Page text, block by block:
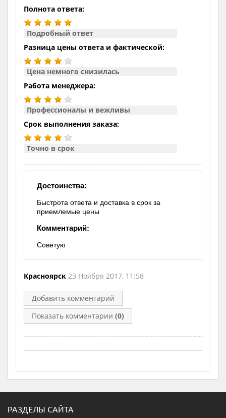
Полнота ответа:
Подробный ответ
Разница цены ответа и фактической:
Цена немного снизилась
Работа менеджера:
Профессионалы и вежливы
Срок выполнения заказа:
Точно в срок
Достоинства:
Быстрота ответа и доставка в срок за
приемлемые цены
Комментарий:
Советую
Красноярск 23 Ноября 2017, 11:58
Добавить комментарий
Показать комментарии (0)
РАЗДЕЛЫ САЙТА